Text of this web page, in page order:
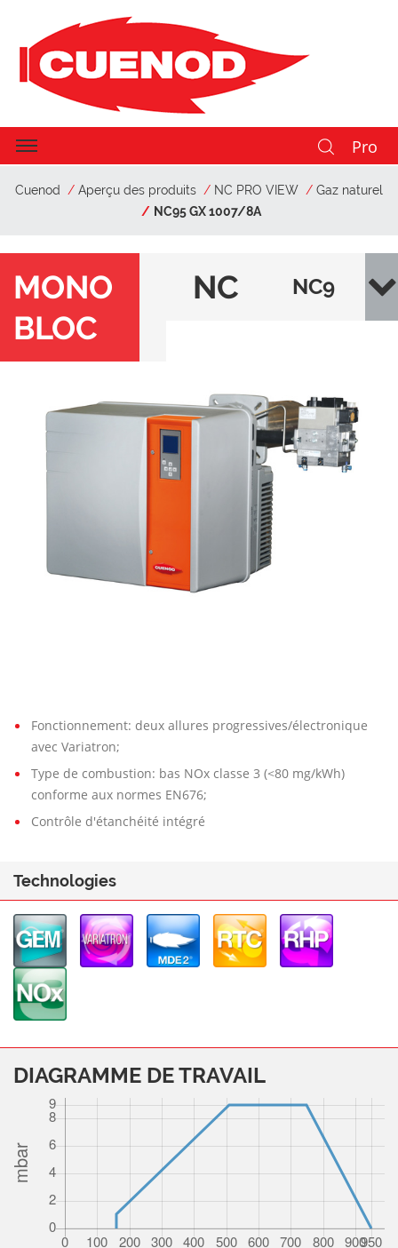
Pro
Cuenod Aperçu des produits NC PRO VIEW
Gaz naturel
NC95 GX 1007/8A
MONO
BLOC
NC
VI
NC9
7/8
A
Fonctionnement: deux allures progressives/électronique
avec Variatron;
Type de combustion: bas NOx classe 3 (<80 mg/kWh)
conforme aux normes EN676;
Contrôle d'étanchéité intégré
Technologies
DIAGRAMME DE TRAVAIL